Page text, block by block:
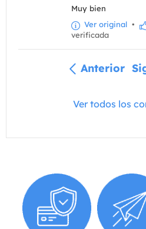
Muy bien
Ver original •
verificada
Anterior
Ver todos los